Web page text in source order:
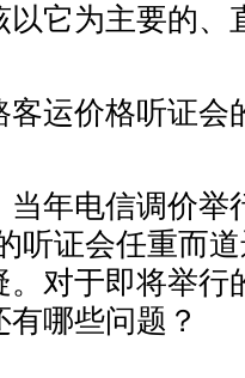
以它为主要的、
价格听证会
电信调价举
听证会任重而
。对于即将举行
有哪些问题？